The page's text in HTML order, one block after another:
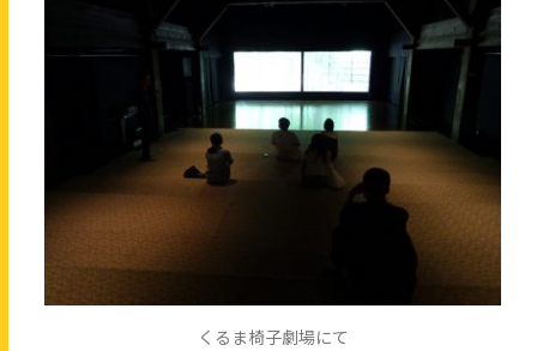
くるま椅子劇場にて